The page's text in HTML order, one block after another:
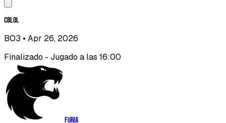
CBLOL
BO3 • Apr 26, 2026
Finalizado - Jugado a las 16:00
FURIA